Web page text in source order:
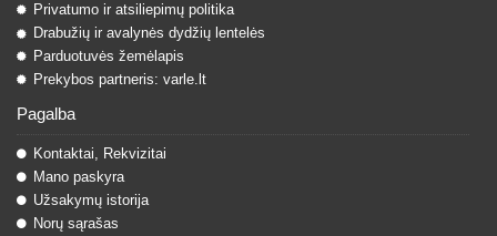
Privatumo ir atsiliepimų politika
Drabužių ir avalynės dydžių lentelės
Parduotuvės žemėlapis
Prekybos partneris: varle.lt
Pagalba
Kontaktai, Rekvizitai
Mano paskyra
Užsakymų istorija
Norų sąrašas